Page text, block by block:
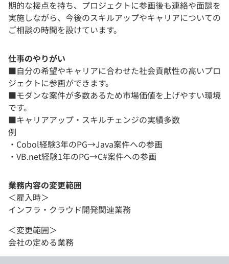
期的な接点を持ち、プロジェクトに参画後も連絡や面談を
実施しながら、今後のスキルアップやキャリアについての
ご相談の時間を設けています。
仕事のやりがい
■自分の希望やキャリアに合わせた社会貢献性の高いプロ
ジェクトに参画ができます。
■モダンな案件が多数あるため市場価値を上げやすい環境
です。
■キャリアアップ・スキルチェンジの実績多数
例
・Cobol経験3年のPG→Java案件への参画
・VB.net経験1年のPG→C#案件への参画
業務内容の変更範囲
＜雇入時＞
インフラ・クラウド開発関連業務
＜変更範囲＞
会社の定める業務